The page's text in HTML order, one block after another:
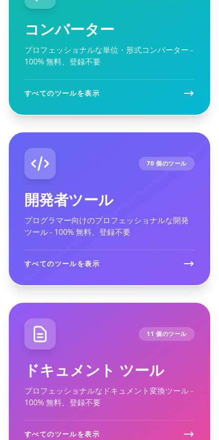
コンバーター
プロフェッショナルな単位・形式コンバーター -
100% 無料、登録不要
すべてのツールを表示
70 個のツール
開発者ツール
プログラマー向けのプロフェッショナルな開発
ツール - 100% 無料、登録不要
すべてのツールを表示
11 個のツール
ドキュメント ツール
プロフェッショナルなドキュメント変換ツール -
100% 無料、登録不要
すべてのツールを表示